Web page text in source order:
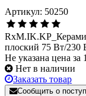
Артикул: 50250
плоский 75 Вт/
Не указана цена за 1
Нет в наличии
Заказать товар
Сообщить о